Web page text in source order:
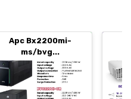
Apc Bx2200mi-
ms/bvg...